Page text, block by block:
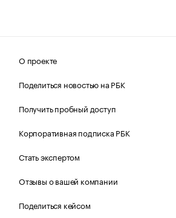
О проекте
Поделиться новостью на РБК
Получить пробный доступ
Корпоративная подписка РБК
Стать экспертом
Отзывы о вашей компании
Поделиться кейсом